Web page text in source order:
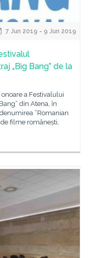
7 Jun 2019 - 9 Jun 2019
„Big Bang” de la
a Festivalului
din Atena, în
”Romanian
filme românești,